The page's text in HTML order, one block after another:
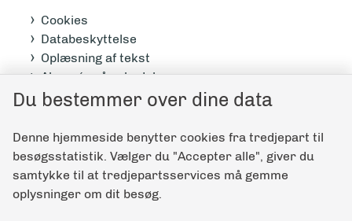
Cookies
Databeskyttelse
Oplæsning af tekst
Abonnér på nyhedsbrev
Tilgængelighedserklæring
Giv feedback til denne side
Du bestemmer over dine data
Denne hjemmeside benytter cookies fra tredjepart til
besøgsstatistik. Vælger du "Accepter alle", giver du
samtykke til at tredjepartsservices må gemme
oplysninger om dit besøg.